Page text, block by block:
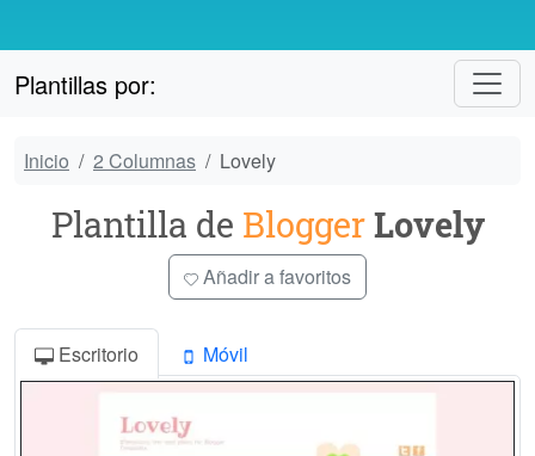
Plantillas por:
Inicio 2 Columnas Lovely
Plantilla de BloggerLovely
Añadir a favoritos
Escritorio Móvil